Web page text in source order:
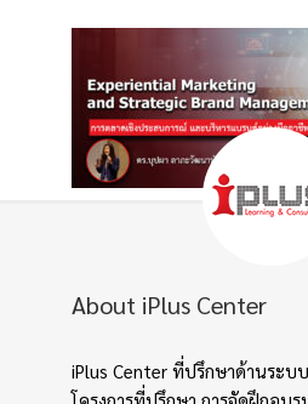
About iPlus Center
iPlus Center ที่ปรึกษาด้านระบบ